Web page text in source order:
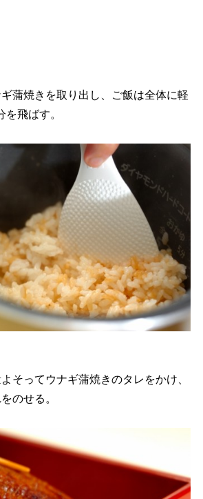
蒲焼きを取り出し、ご飯は全体に軽
を飛ばす。
そってウナギ蒲焼きのタレをかけ、
のせる。